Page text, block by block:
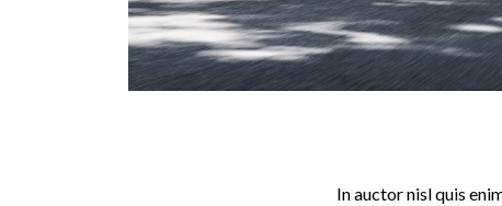
In auctor nisl quis